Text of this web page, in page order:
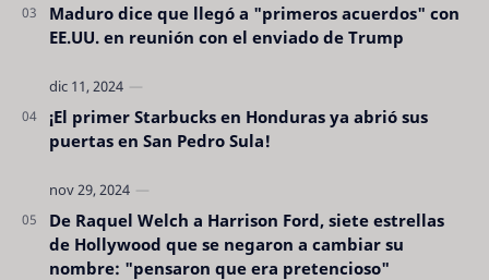
Maduro dice que llegó a "primeros acuerdos" con
EE.UU. en reunión con el enviado de Trump
¡El primer Starbucks en Honduras ya abrió sus
puertas en San Pedro Sula!
De Raquel Welch a Harrison Ford, siete estrellas
de Hollywood que se negaron a cambiar su
nombre: "pensaron que era pretencioso"